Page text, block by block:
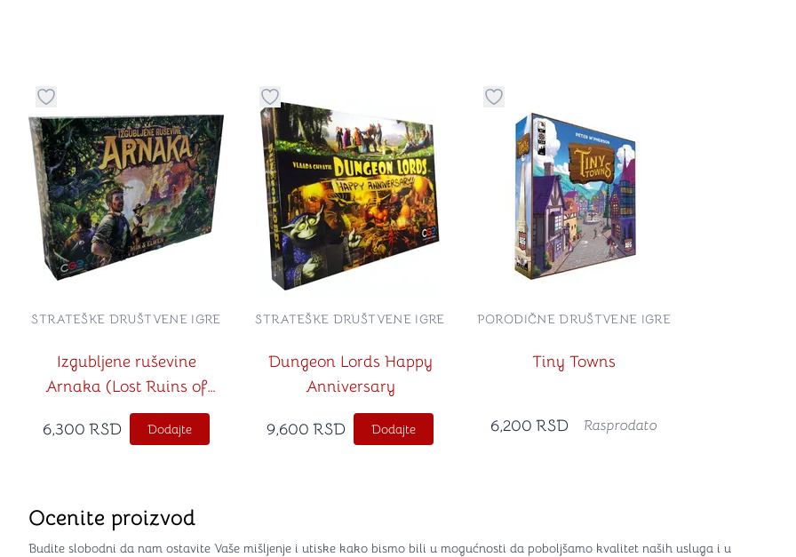
Dugme za dodavanje stvari u kategoriju omiljeno
Izgubljene ruševine
Arnaka (Lost Ruins of
Arnak na srpskom jeziku)
STRATEŠKE DRUŠTVENE IGRE
6,300 RSD Dodajte
Dugme za dodavanje stvari u kategoriju omiljeno
Dungeon Lords Happy
Anniversary
STRATEŠKE DRUŠTVENE IGRE
9,600 RSD Dodajte
Dugme za dodavanje stvari u kategoriju omiljeno
Tiny Towns
PORODIČNE DRUŠTVENE IGRE
6,200 RSD Rasprodato
Ocenite proizvod
Budite slobodni da nam ostavite Vaše mišljenje i utiske kako bismo bili u mogućnosti da poboljšamo kvalitet naših usluga i u